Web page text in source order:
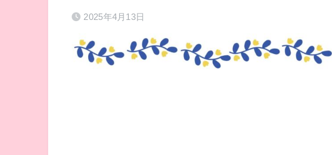
2025年4月13日